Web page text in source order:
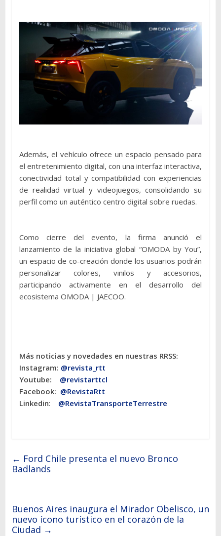
Además, el vehículo ofrece un espacio pensado para
el entretenimiento digital, con una interfaz interactiva,
conectividad total y compatibilidad con experiencias
de realidad virtual y videojuegos, consolidando su
perfil como un auténtico centro digital sobre ruedas.
Como cierre del evento, la firma anunció el
lanzamiento de la iniciativa global “OMODA by You”,
un espacio de co-creación donde los usuarios podrán
personalizar colores, vinilos y accesorios,
participando activamente en el desarrollo del
ecosistema OMODA | JAECOO.
Más noticias y novedades en nuestras RRSS:
Instagram: @revista_rtt
Youtube: @revistarttcl
Facebook: @RevistaRtt
Linkedin: @RevistaTransporteTerrestre
← Ford Chile presenta el nuevo Bronco
Badlands
Buenos Aires inaugura el Mirador Obelisco, un
nuevo ícono turístico en el corazón de la
Ciudad →